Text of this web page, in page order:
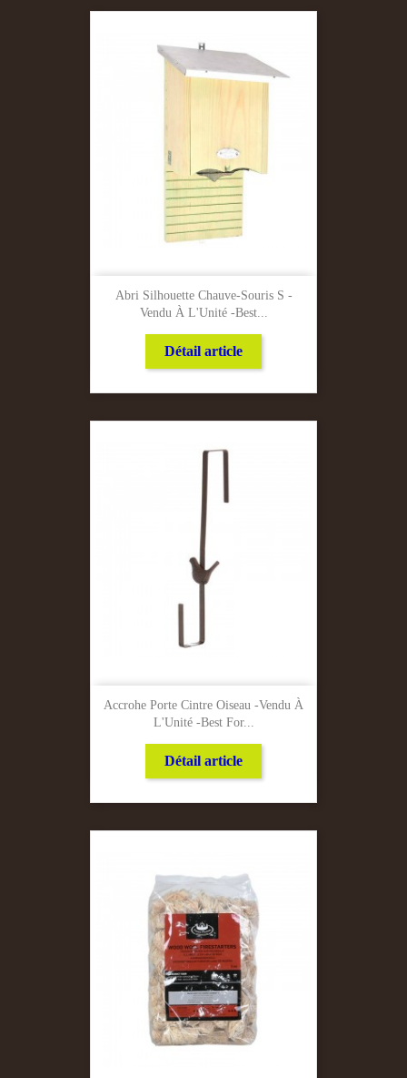
Abri Silhouette Chauve-Souris S -
Vendu À L'Unité -Best...
Détail article
Accrohe Porte Cintre Oiseau -Vendu À
L'Unité -Best For...
Détail article